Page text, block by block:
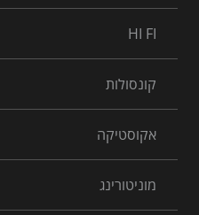
HI FI
קונסולות
אקוסטיקה
מוניטורינג